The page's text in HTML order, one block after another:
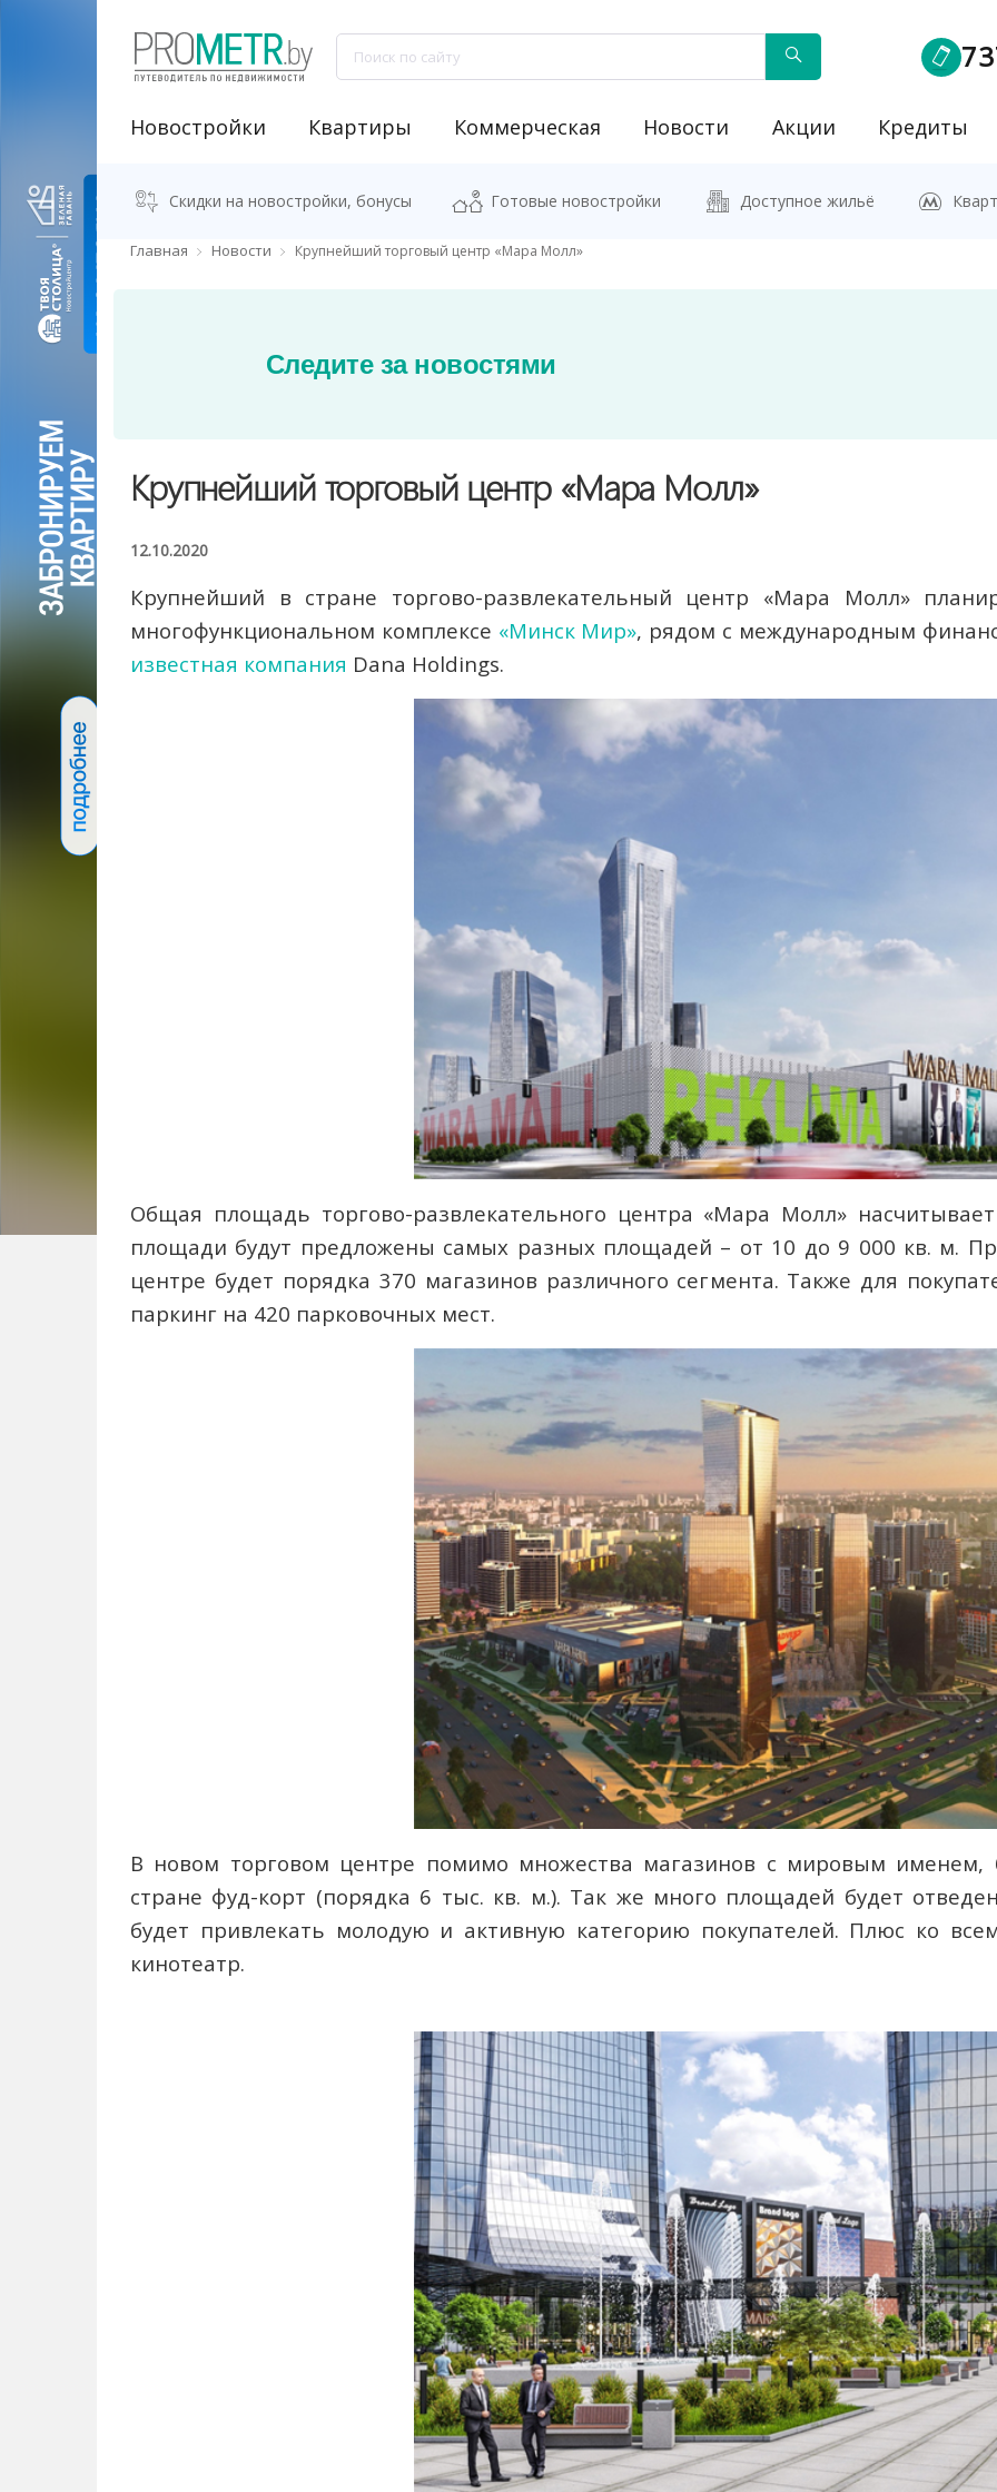
Новостройки Квартиры Коммерческая Новости Акции Кредиты
Скидки на новостройки, бонусы Готовые новостройки Доступное жильё
Главная Новости Крупнейший торговый центр «Мара Молл»
Следите за новостями
Крупнейший торговый центр «Мара Молл»
12.10.2020
Крупнейший в стране торгово-развлекательный центр «Мара Молл»
многофункциональном комплексе «Минск Мир», рядом с международным
известная компания Dana Holdings.
Общая площадь торгово-развлекательного центра «Мара Молл»
площади будут предложены самых разных площадей – от 10 до 9 000 кв. м.
центре будет порядка 370 магазинов различного сегмента. Также для
паркинг на 420 парковочных мест.
В новом торговом центре помимо множества магазинов с мировым именем,
стране фуд-корт (порядка 6 тыс. кв. м.). Так же много площадей будет
будет привлекать молодую и активную категорию покупателей. Плюс ко
кинотеатр.